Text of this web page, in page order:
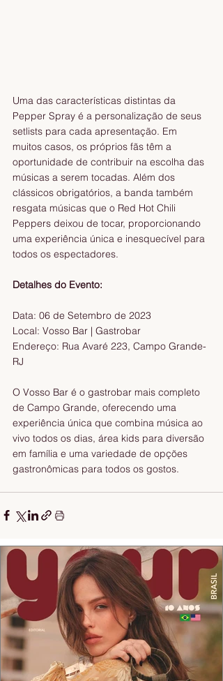
Uma das características distintas da
Pepper Spray é a personalização de seus
setlists para cada apresentação. Em
muitos casos, os próprios fãs têm a
oportunidade de contribuir na escolha das
músicas a serem tocadas. Além dos
clássicos obrigatórios, a banda também
resgata músicas que o Red Hot Chili
Peppers deixou de tocar, proporcionando
uma experiência única e inesquecível para
todos os espectadores.
Detalhes do Evento:
Data: 06 de Setembro de 2023
Local: Vosso Bar | Gastrobar
Endereço: Rua Avaré 223, Campo Grande-
RJ
O Vosso Bar é o gastrobar mais completo
de Campo Grande, oferecendo uma
experiência única que combina música ao
vivo todos os dias, área kids para diversão
em família e uma variedade de opções
gastronômicas para todos os gostos.